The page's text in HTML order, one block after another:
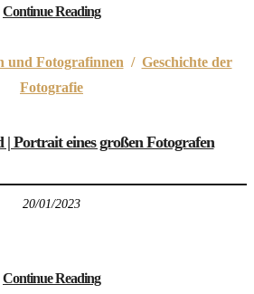
Continue Reading
und Fotografinnen / Geschichte der
Fotografie
Portrait eines großen Fotografen
20/01/2023
Continue Reading